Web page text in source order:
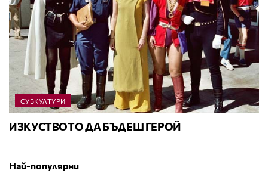
СУБКУЛТУРИ
ИЗКУСТВОТО ДА БЪДЕШ ГЕРОЙ
Най-популярни